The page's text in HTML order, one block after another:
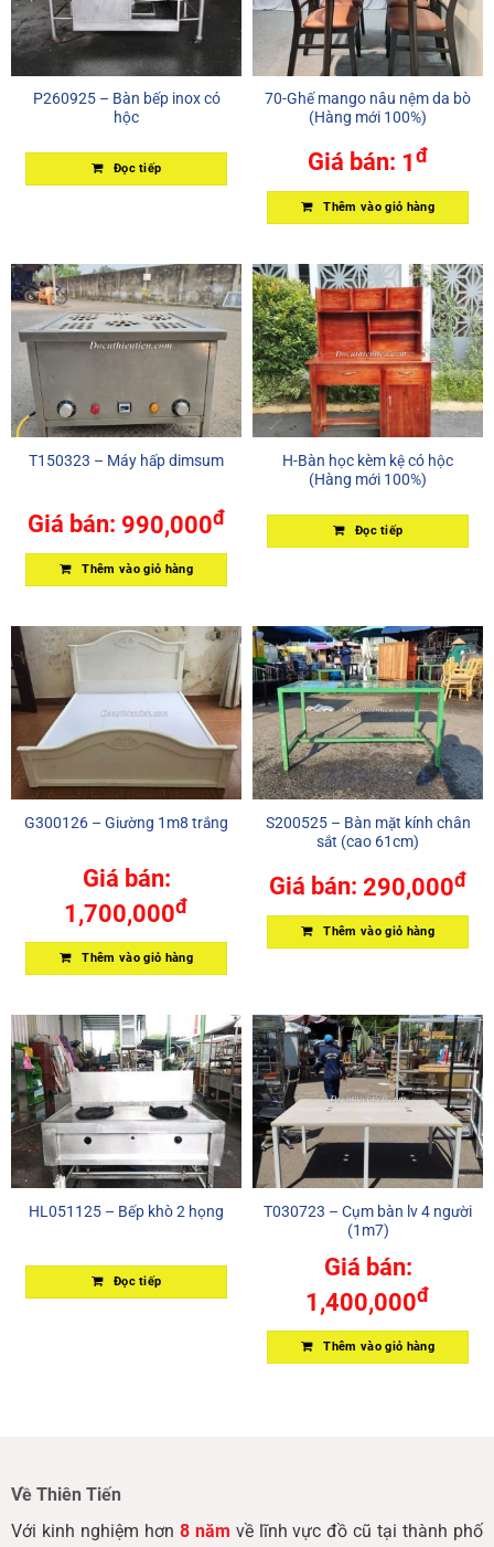
P260925 – Bàn bếp inox có
hộc
Đọc tiếp
70-Ghế mango nâu nệm da bò
(Hàng mới 100%)
Giá bán: 1đ
Thêm vào giỏ hàng
T150323 – Máy hấp dimsum
Giá bán: 990,000đ
Thêm vào giỏ hàng
H-Bàn học kèm kệ có hộc
(Hàng mới 100%)
Đọc tiếp
G300126 – Giường 1m8 trắng
Giá bán:
1,700,000đ
Thêm vào giỏ hàng
S200525 – Bàn mặt kính chân
sắt (cao 61cm)
Giá bán: 290,000đ
Thêm vào giỏ hàng
HL051125 – Bếp khò 2 họng
Đọc tiếp
T030723 – Cụm bàn lv 4 người
(1m7)
Giá bán:
1,400,000đ
Thêm vào giỏ hàng
Về Thiên Tiến
Với kinh nghiệm hơn 8 năm về lĩnh vực đồ cũ tại thành phố